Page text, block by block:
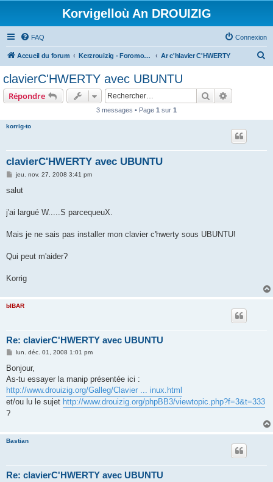
Korvigelloù An DROUIZIG
FAQ Connexion
Accueil du forum Kerzrouizig - Foromoù An Drouizig Ar c'hlavier C'HWERTY
clavierC'HWERTY avec UBUNTU
Répondre Rechercher
3 messages • Page 1 sur 1
korrig-to
clavierC'HWERTY avec UBUNTU
M
s
g
jeu. nov. 27, 2008 3:41 pm
salut
j'ai largué W.....S parcequeuX.
Mais je ne sais pas installer mon clavier c'hwerty sous UBUNTU!
Qui peut m'aider?
Korrig
bIBAR
Re: clavierC'HWERTY avec UBUNTU
M
s
a
g
e
lun. déc. 01, 2008 1:01 pm
Bonjour,
As-tu essayer la manip présentée ici :
http://www.drouizig.org/Galleg/Clavier ... inux.html
et/ou lu le sujet http://www.drouizig.org/phpBB3/viewtopic.php?f=3&t=333
?
Bastian
Re: clavierC'HWERTY avec UBUNTU